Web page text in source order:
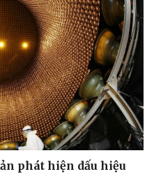
phát hiện dấu hiệu